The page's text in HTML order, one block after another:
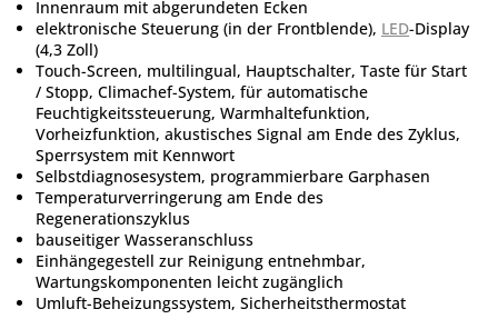
Innenraum mit abgerundeten Ecken
elektronische Steuerung (in der Frontblende), LED-Display
(4,3 Zoll)
Touch-Screen, multilingual, Hauptschalter, Taste für Start
/ Stopp, Climachef-System, für automatische
Feuchtigkeitssteuerung, Warmhaltefunktion,
Vorheizfunktion, akustisches Signal am Ende des Zyklus,
Sperrsystem mit Kennwort
Selbstdiagnosesystem, programmierbare Garphasen
Temperaturverringerung am Ende des
Regenerationszyklus
bauseitiger Wasseranschluss
Einhängegestell zur Reinigung entnehmbar,
Wartungskomponenten leicht zugänglich
Umluft-Beheizungssystem, Sicherheitsthermostat